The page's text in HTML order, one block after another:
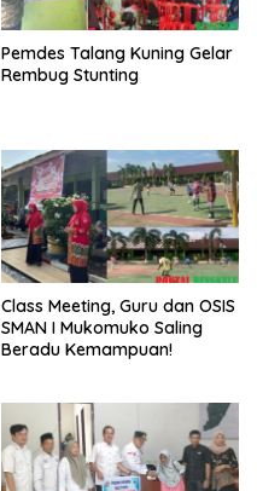
Pemdes Talang Kuning Gelar
Rembug Stunting
Class Meeting, Guru dan OSIS
SMAN I Mukomuko Saling
Beradu Kemampuan!